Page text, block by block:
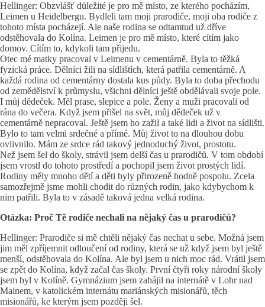
Hellinger: Obzvlášť důležité je pro mě místo, ze kterého pocházím,
Leimen u Heidelbergu. Bydleli tam moji prarodiče, moji oba rodiče z
tohoto místa pocházejí. Ale naše rodina se odtamtud už dříve
odstěhovala do Kolína. Leimen je pro mě místo, které cítím jako
domov. Cítím to, kdykoli tam přijedu.
Otec mé matky pracoval v Leimenu v cementárně. Byla to těžká
fyzická práce. Dělníci žili na sídlištích, která patřila cementárně. A
každá rodina od cementárny dostala kus půdy. Byla to doba přechodu
od zemědělství k průmyslu, všichni dělníci ještě obdělávali svoje pole.
I můj dědeček. Měl prase, slepice a pole. Ženy a muži pracovali od
rána do večera. Když jsem přišel na svět, můj dědeček už v
cementárně nepracoval. Ještě jsem ho zažil a také lidi a život na sídlišti.
Bylo to tam velmi srdečné a přímé. Můj život to na dlouhou dobu
ovlivnilo. Mám ze srdce rád takový jednoduchý život, prostotu.
Než jsem šel do školy, strávil jsem delší čas u prarodičů. V tom období
jsem vrostl do tohoto prostředí a pochopil jsem život prostých lidí.
Rodiny měly mnoho dětí a děti byly přirozeně hodně pospolu. Zcela
samozřejmě jsme mohli chodit do různých rodin, jako kdybychom k
nim patřili. Byla to v zásadě taková jedna velká rodina.
Otázka: Proč Tě rodiče nechali na nějaký čas u prarodičů?
Hellinger: Prarodiče si mě chtěli nějaký čas nechat u sebe. Možná jsem
jim měl zpříjemnit odloučení od rodiny, která se už když jsem byl ještě
menší, odstěhovala do Kolína. Ale byl jsem u nich moc rád. Vrátil jsem
se zpět do Kolína, když začal čas školy. První čtyři roky národní školy
jsem byl v Kolíně. Gymnázium jsem zahájil na internátě v Lohr nad
Mainem, v katolickém internátu mariánských misionářů, těch
misionářů, ke kterým jsem později šel.